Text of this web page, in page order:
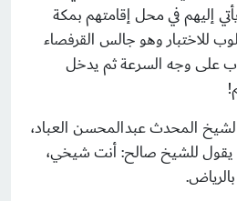
إليهم في محل إقامتهم بمكة
للاختبار وهو جالس القرفصاء
على وجه السرعة ثم يدخل
المحدث عبدالمحسن العباد،
للشيخ صالح: أنت شيخي،